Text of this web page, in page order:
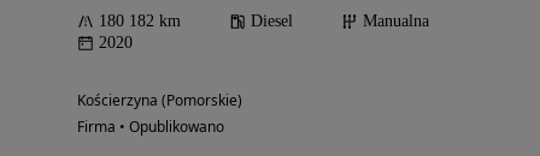
180 182 km Diesel
Manualna
2020
Kościerzyna (Pomorskie)
Firma • Opublikowano